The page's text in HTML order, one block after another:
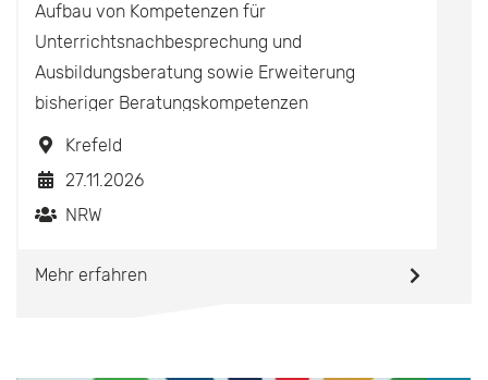
Aufbau von Kompetenzen für
Unterrichtsnachbesprechung und
Ausbildungsberatung sowie Erweiterung
bisheriger Beratungskompetenzen
Krefeld
27.11.2026
NRW
Mehr erfahren